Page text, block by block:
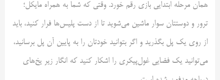
همان مرحله ابتدایی بازی رقم خورد. وقتی که شما به همراه مایکل؛
ترور و دوستتان سوار ماشین می‌شوید تا از دست پلیس‌ها فرار کنید، باید
از روی یک پل بگذرید و اگر بتوانید خودتان را به پایین آن پل برسانید،
می‌توانید یک فضایی غول‌پیکری را اشکار کنید که انگار زیر یخ‌های